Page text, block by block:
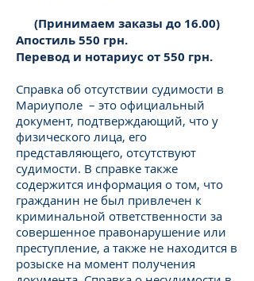
(Принимаем заказы до 16.00)
Апостиль 550 грн.
Перевод и нотариус от 550 грн.
Справка об отсутствии судимости в
Мариуполе – это официальный
документ, подтверждающий, что у
физического лица, его
представляющего, отсутствуют
судимости. В справке также
содержится информация о том, что
гражданин не был привлечен к
криминальной ответственности за
совершенное правонарушение или
преступление, а также не находится в
розыске на момент получения